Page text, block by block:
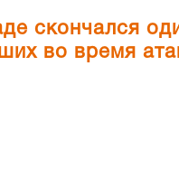
скончался
во время